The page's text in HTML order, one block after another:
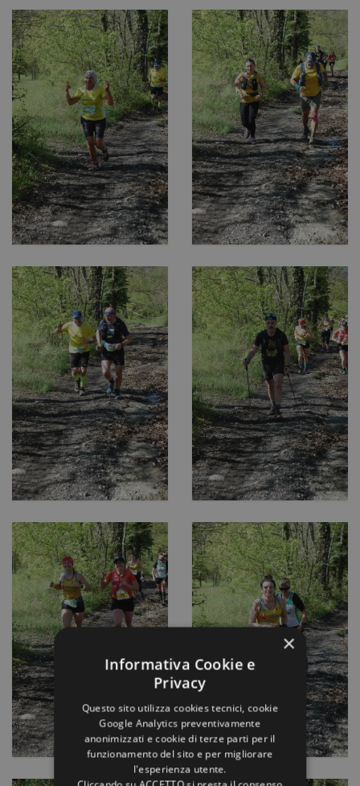
×
Informativa Cookie e
Privacy
Questo sito utilizza cookies tecnici, cookie
Google Analytics preventivamente
anonimizzati e cookie di terze parti per il
funzionamento del sito e per migliorare
l'esperienza utente.